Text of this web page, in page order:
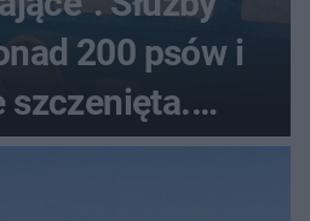
200 psów i
szczenięta.
35-latka